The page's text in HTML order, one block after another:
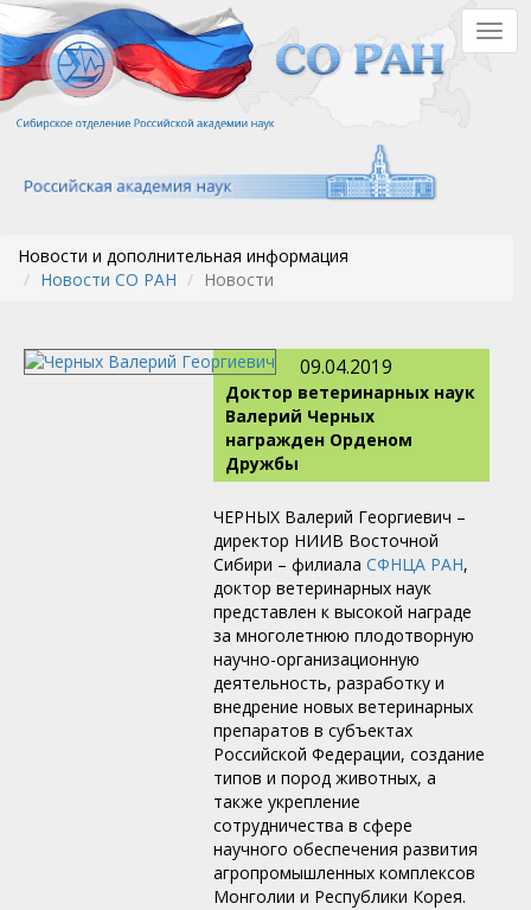
Перейти
к
основному
содержанию
Новости и дополнительная информация
Новости СО РАН
Новости
09.04.2019
Доктор ветеринарных наук
Валерий Черных
награжден Орденом
Дружбы
ЧЕРНЫХ Валерий Георгиевич –
директор НИИВ Восточной
Сибири – филиала СФНЦА РАН,
доктор ветеринарных наук
представлен к высокой награде
за многолетнюю плодотворную
научно-организационную
деятельность, разработку и
внедрение новых ветеринарных
препаратов в субъектах
Российской Федерации, создание
типов и пород животных, а
также укрепление
сотрудничества в сфере
научного обеспечения развития
агропромышленных комплексов
Монголии и Республики Корея.